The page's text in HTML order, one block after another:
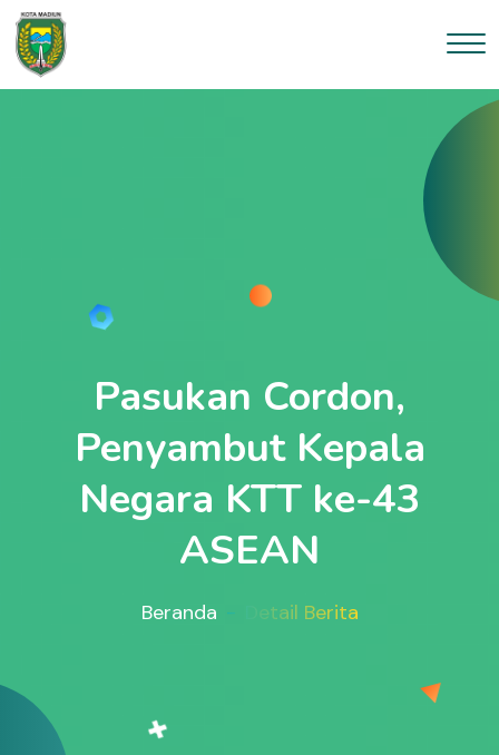
--}}
Pasukan Cordon,
Penyambut Kepala
Negara KTT ke-43
ASEAN
Beranda Detail Berita